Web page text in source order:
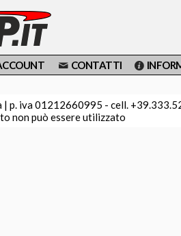
CONTATTI
| p. iva 01212660995 - cell.
non può essere utilizzato